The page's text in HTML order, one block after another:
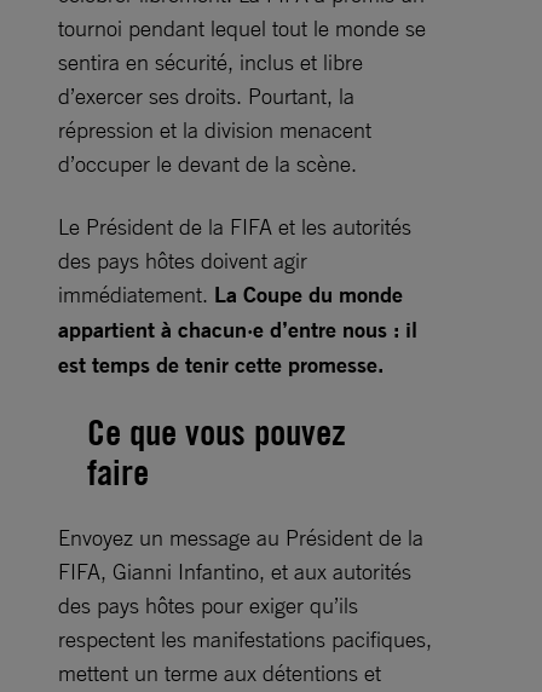
tournoi pendant lequel tout le monde se
sentira en sécurité, inclus et libre
d’exercer ses droits. Pourtant, la
répression et la division menacent
d’occuper le devant de la scène.
Le Président de la FIFA et les autorités
des pays hôtes doivent agir
immédiatement. La Coupe du monde
appartient à chacun·e d’entre nous : il
est temps de tenir cette promesse.
Ce que vous pouvez
faire
Envoyez un message au Président de la
FIFA, Gianni Infantino, et aux autorités
des pays hôtes pour exiger qu’ils
respectent les manifestations pacifiques,
mettent un terme aux détentions et